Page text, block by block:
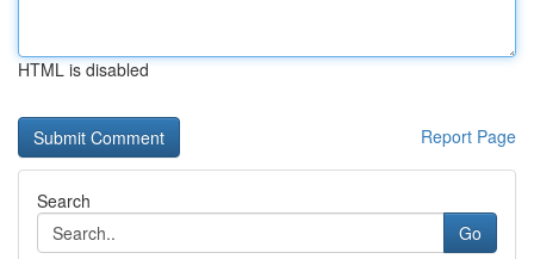
HTML is disabled
Report Page
Search
Go